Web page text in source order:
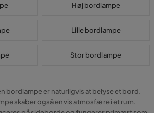
Høj bordlampe
Lille bordlampe
Stor bordlampe
bordlampe er naturligvis at belyse et bord.
skaber også en vis atmosfære i et rum.